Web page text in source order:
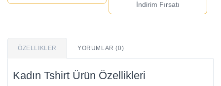
İndirim Fırsatı
ÖZELLIKLER YORUMLAR (0)
Kadın Tshirt Ürün Özellikleri